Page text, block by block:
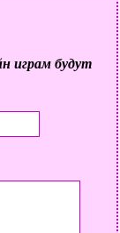
играм будут